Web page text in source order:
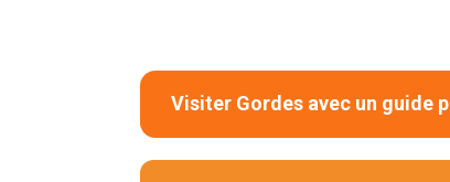
Visiter Gordes avec un guide